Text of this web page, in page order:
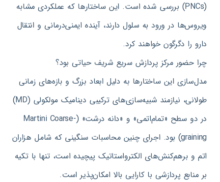
(PNCs)
بررسی شده است. این ساختارها که عملکردی مشابه
ویروس‌ها در ورود به سلول دارند، آینده ایمنی‌درمانی و انتقال
دارو را دگرگون خواهند کرد.
چرا حضور مرکز پردازش سریع شریف حیاتی بود؟
مدل‌سازی این ساختارها به دلیل ابعاد بزرگ و بازه‌های زمانی
طولانی، نیازمند شبیه‌سازی‌های ترکیبی دینامیک مولکولی (MD)
در دو سطح «تمام‌اتمی» و «دانه درشت
» (Martini Coarse-
graining) بود. اجرای چنین محاسبات سنگینی که شامل هزاران
اتم و برهم‌کنش‌های الکترواستاتیک پیچیده است، تنها با تکیه
بر منابع پردازشی با کارایی بالا امکان‌پذیر است.